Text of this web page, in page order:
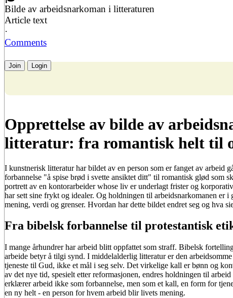
Bilde av arbeidsnarkoman i litteraturen
Article text
·
Comments
Join Login
Opprettelse av bilde av
litteratur: fra romantisk helt til
I kunstnerisk litteratur har bildet av en person som er fanget av arbeid
forbannelse "å spise brød i svette ansiktet ditt" til romantisk glød som
portrett av en kontorarbeider whose liv er underlagt frister og
har sett sine frykt og idealer. Og holdningen til arbeidsnarkomanen er
mening, verdi og grenser. Hvordan har dette bildet endret seg og hva
Fra bibelsk forbannelse til protestantisk
I mange århundrer har arbeid blitt oppfattet som straff. Bibelsk
arbeide betyr å tilgi synd. I middelalderlig litteratur er den
tjeneste til Gud, ikke et mål i seg selv. Det virkelige kall er bønn og
av det nye tid, spesielt etter reformasjonen, endres holdningen til
erklærer arbeid ikke som forbannelse, men som et kall, en form for
en ny helt - en person for hvem arbeid blir livets mening.